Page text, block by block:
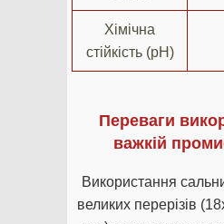
Хімічна
стійкість (pH)
Переваги
важкій
Використання
великих перерізів